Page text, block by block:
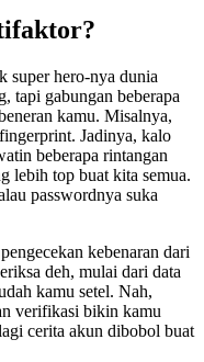
super hero-nya dunia
tapi gabungan beberapa
kamu. Misalnya,
Jadinya, kalo
beberapa rintangan
lebih top buat kita semua.
passwordnya suka
kebenaran dari
deh, mulai dari data
kamu setel. Nah,
verifikasi bikin kamu
cerita akun dibobol buat